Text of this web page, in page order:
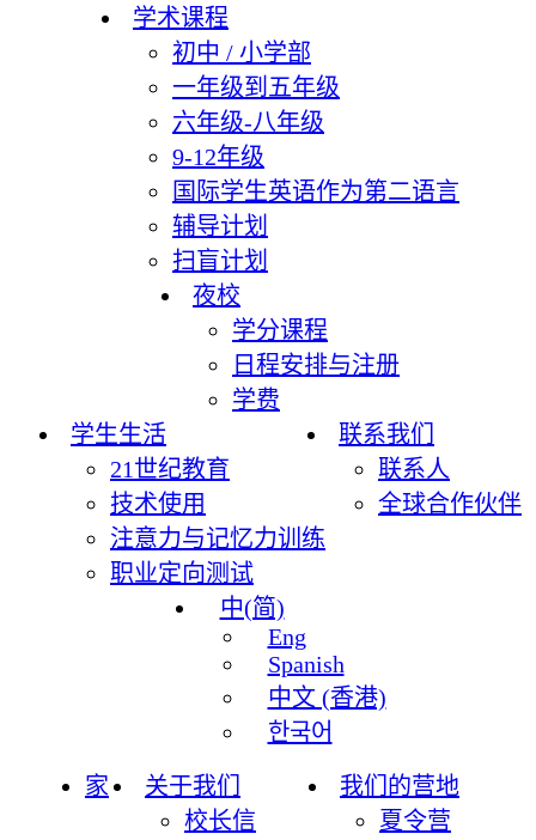
学术课程
初中 / 小学部
一年级到五年级
六年级-八年级
9-12年级
国际学生英语作为第二语言
辅导计划
扫盲计划
夜校
学分课程
日程安排与注册
学费
学生生活
21世纪教育
技术使用
注意力与记忆力训练
职业定向测试
联系我们
联系人
全球合作伙伴
中(简)
Eng
Spanish
中文 (香港)
한국어
家
关于我们
校长信
我们的营地
夏令营